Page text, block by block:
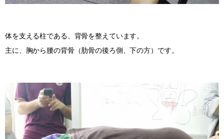
体を支える柱である、背骨を整えています。
主に、胸から腰の背骨（肋骨の後ろ側、下の方）です。